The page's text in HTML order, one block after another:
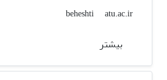
beheshti
atu.ac.ir
بیشتر